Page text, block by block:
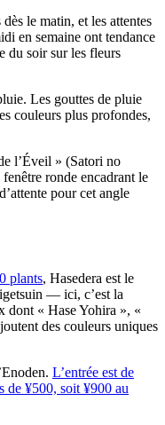
le matin, et les attentes
en semaine ont tendance
du soir sur les fleurs
Les gouttes de pluie
couleurs plus profondes,
l’Éveil » (Satori no
ronde encadrant le
pour cet angle
plants, Hasedera est le
— ici, c’est la
dont « Hase Yohira », «
des couleurs uniques
L’entrée est de
de ¥500, soit ¥900 au